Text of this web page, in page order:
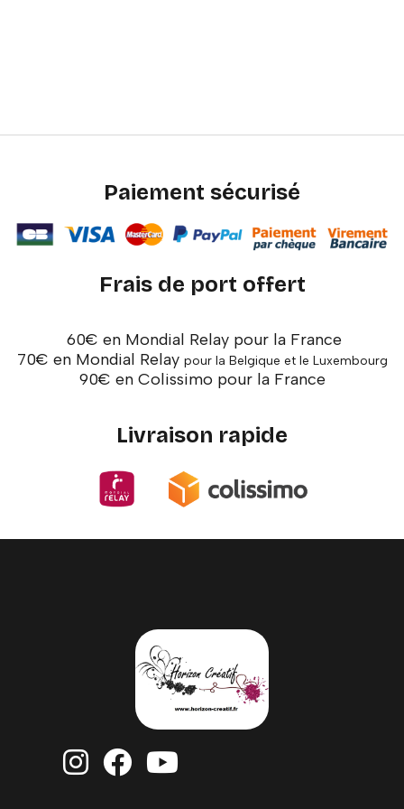
Paiement sécurisé
Frais de port offert
60€ en Mondial Relay pour la France
70€ en Mondial Relay pour la Belgique et le Luxembourg
90€ en Colissimo pour la France
Livraison rapide
  